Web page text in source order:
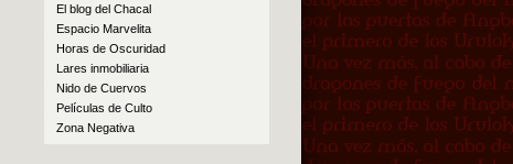
El blog del Chacal
Espacio Marvelita
Horas de Oscuridad
Lares inmobiliaria
Nido de Cuervos
Películas de Culto
Zona Negativa